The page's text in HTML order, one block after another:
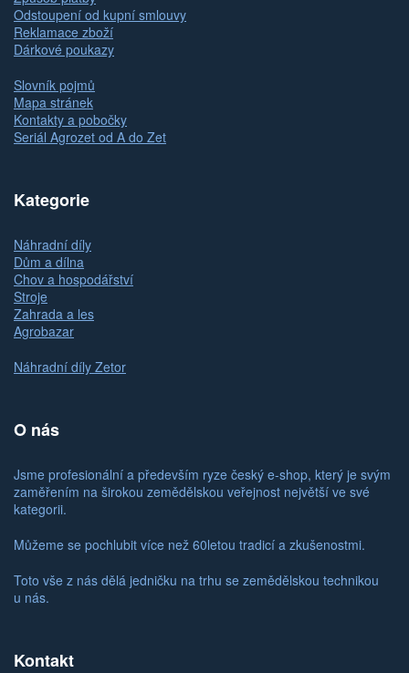
Odstoupení od kupní smlouvy
Reklamace zboží
Dárkové poukazy
Slovník pojmů
Mapa stránek
Kontakty a pobočky
Seriál Agrozet od A do Zet
Kategorie
Náhradní díly
Dům a dílna
Chov a hospodářství
Stroje
Zahrada a les
Agrobazar
Náhradní díly Zetor
O nás
Jsme profesionální a především ryze český e-shop, který je svým
zaměřením na širokou zemědělskou veřejnost největší ve své
kategorii.
Můžeme se pochlubit více než 60letou tradicí a zkušenostmi.
Toto vše z nás dělá jedničku na trhu se zemědělskou technikou
u nás.
Kontakt